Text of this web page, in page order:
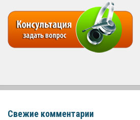
Свежие комментарии